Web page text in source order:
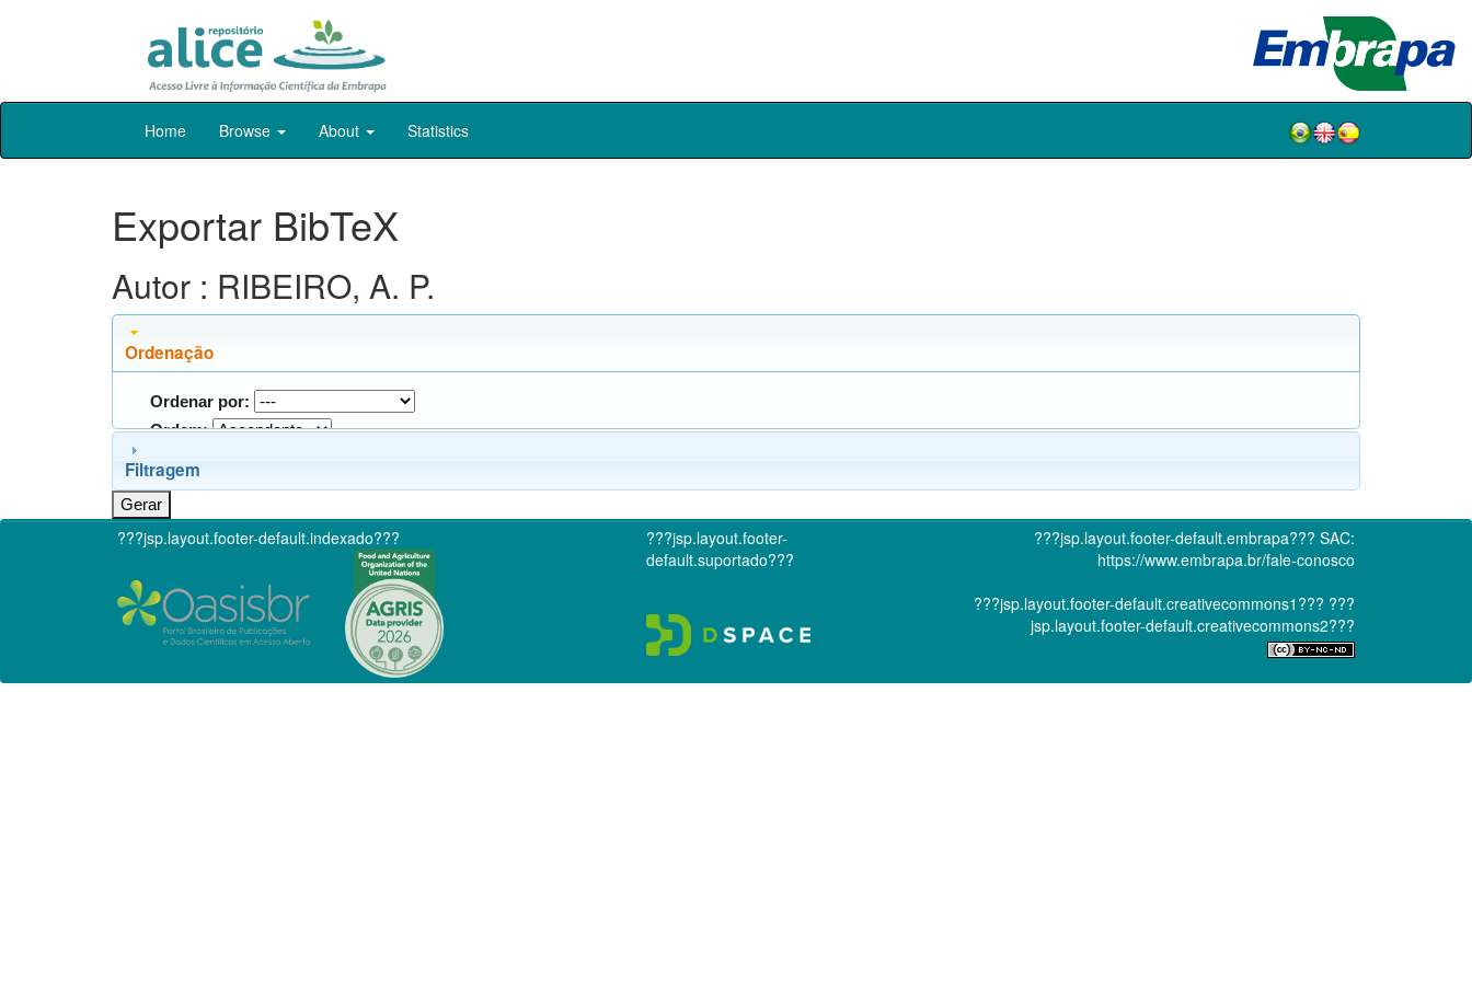
Skip
Home Browse About Statistics
Exportar BibTeX
Autor : RIBEIRO, A. P.
Ordenação
Ordenar por:
Ordem:
Filtragem
???jsp.layout.footer-default.indexado???
???jsp.layout.footer-
default.suportado???
???jsp.layout.footer-default.embrapa??? SAC:
https://www.embrapa.br/fale-conosco
???jsp.layout.footer-default.creativecommons1??? ???
jsp.layout.footer-default.creativecommons2???